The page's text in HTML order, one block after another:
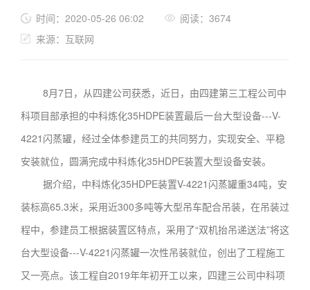
时间：2020-05-26 06:02
阅读：3674
来源：互联网
8月7日，从四建公司获悉，近日，由四建第三工程公司中
科项目部承担的中科炼化35HDPE装置最后一台大型设备---V-
4221闪蒸罐，经过全体参建员工的共同努力，实现安全、平稳
安装就位，圆满完成中科炼化35HDPE装置大型设备安装。
据介绍，中科炼化35HDPE装置V-4221闪蒸罐重34吨，安
装标高65.3米，采用近300多吨等大型吊车配合吊装，在吊装过
程中，参建员工根据装置区特点，采用了“双机抬吊递送法”将这
台大型设备---V-4221闪蒸罐一次性吊装就位，创出了工程施工
又一亮点。该工程自2019年年初开工以来，四建三公司中科项